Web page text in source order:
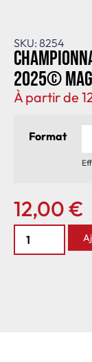
SKU: 8254
2025©
À partir de
Format
12,00€